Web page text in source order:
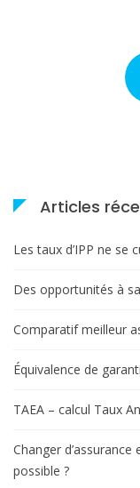
Articles
Les taux d’IPP ne
Des opportunités à
Comparatif meilleur
Équivalence de
TAEA – calcul Taux
Changer
possible ?